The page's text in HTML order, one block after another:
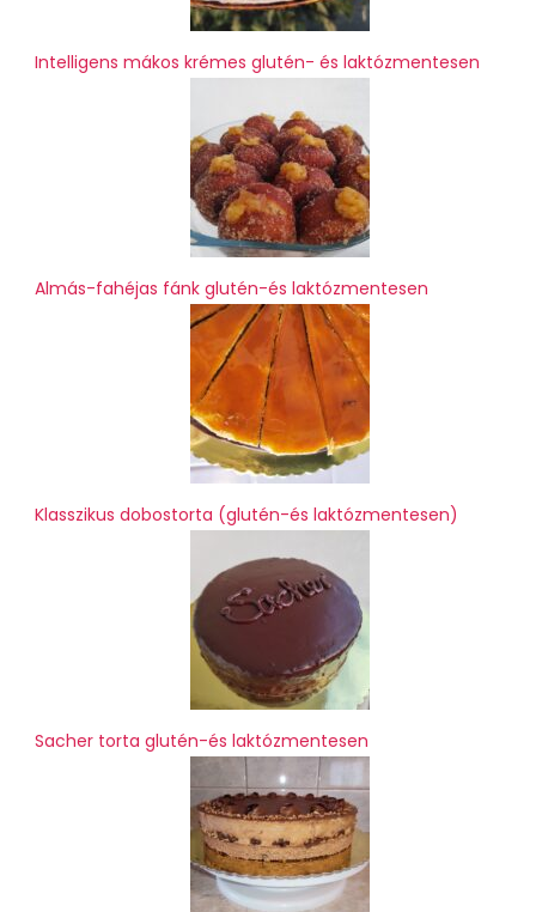
Intelligens mákos krémes glutén- és laktózmentesen
Almás-fahéjas fánk glutén-és laktózmentesen
Klasszikus dobostorta (glutén-és laktózmentesen)
Sacher torta glutén-és laktózmentesen